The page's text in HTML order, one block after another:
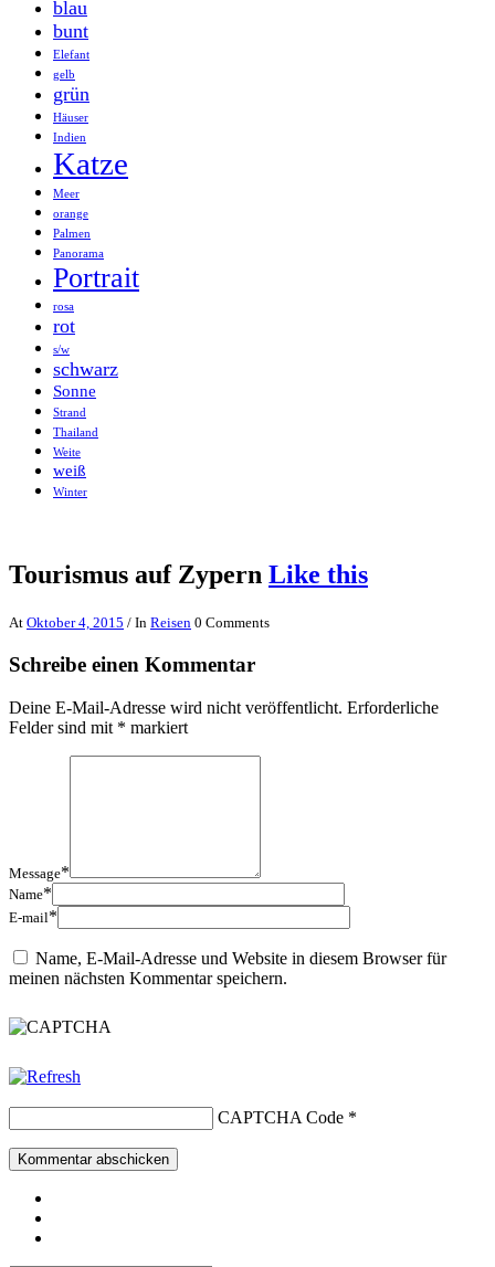
blau
bunt
Elefant
gelb
grün
Häuser
Indien
Katze
Meer
orange
Palmen
Panorama
Portrait
rosa
rot
s/w
schwarz
Sonne
Strand
Thailand
Weite
weiß
Winter
Tourismus auf Zypern Like this
At Oktober 4, 2015 / In Reisen 0 Comments
Schreibe einen Kommentar
Deine E-Mail-Adresse wird nicht veröffentlicht. Erforderliche
Felder sind mit * markiert
Message*
Name*
E-mail*
Name, E-Mail-Adresse und Website in diesem Browser für
meinen nächsten Kommentar speichern.
CAPTCHA Code *